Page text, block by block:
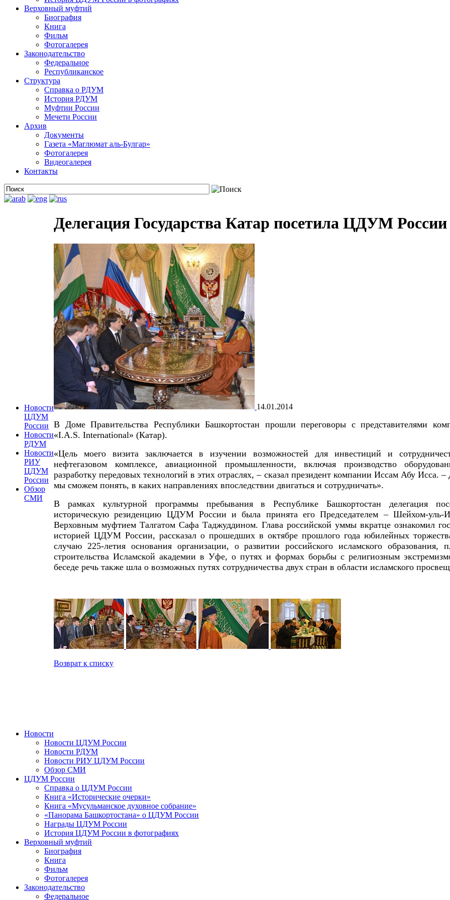
Верховный муфтий
Биография
Книга
Фильм
Фотогалерея
Законодательство
Федеральное
Республиканское
Структура
Справка о РДУМ
История РДУМ
Муфтии России
Мечети России
Архив
Документы
Газета «Маглюмат аль-Булгар»
Фотогалерея
Видеогалерея
Контакты
Новости
ЦДУМ
России
Новости
РДУМ
Новости
РИУ
ЦДУМ
России
Обзор
СМИ
Делегация Государства Катар посетила ЦДУМ России
14.01.2014
В Доме Правительства Республики Башкортостан прошли переговоры с представителями
«I.A.S. International» (Катар).
«Цель моего визита заключается в изучении возможностей для инвестиций и
нефтегазовом комплексе, авиационной промышленности, включая производство
разработку передовых технологий в этих отраслях, – сказал президент компании Иссам Абу Исса. –
мы сможем понять, в каких направлениях впоследствии двигаться и сотрудничать».
В рамках культурной программы пребывания в Республике Башкортостан делегация
историческую резиденцию ЦДУМ России и была принята его Председателем – Шейхом-уль-
Верховным муфтием Талгатом Сафа Таджуддином. Глава российской уммы вкратце ознакомил
историей ЦДУМ России, рассказал о прошедших в октябре прошлого года юбилейных
случаю 225-летия основания организации, о развитии российского исламского образования,
строительства Исламской академии в Уфе, о путях и формах борьбы с религиозным
беседе речь также шла о возможных путях сотрудничества двух стран в области исламского
Возврат к списку
Новости
Новости ЦДУМ России
Новости РДУМ
Новости РИУ ЦДУМ России
Обзор СМИ
ЦДУМ России
Справка о ЦДУМ России
Книга «Исторические очерки»
Книга «Мусульманское духовное собрание»
«Панорама Башкортостана» о ЦДУМ России
Награды ЦДУМ России
История ЦДУМ России в фотографиях
Верховный муфтий
Биография
Книга
Фильм
Фотогалерея
Законодательство
Федеральное